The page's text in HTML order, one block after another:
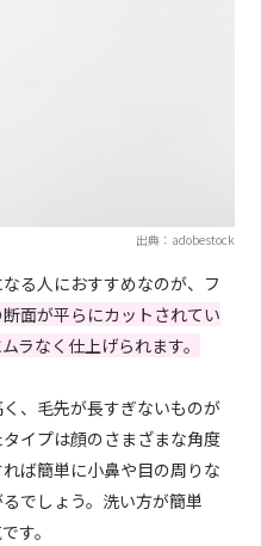
出典：adobestock
る人におすすめなのが、フ
面が平らにカットされてい
ラなく仕上げられます。
、毛先が長すぎないものが
イプは顔のさまざまな角度
ば簡単に小鼻や目の周りな
でしょう。洗い方が簡単
す。